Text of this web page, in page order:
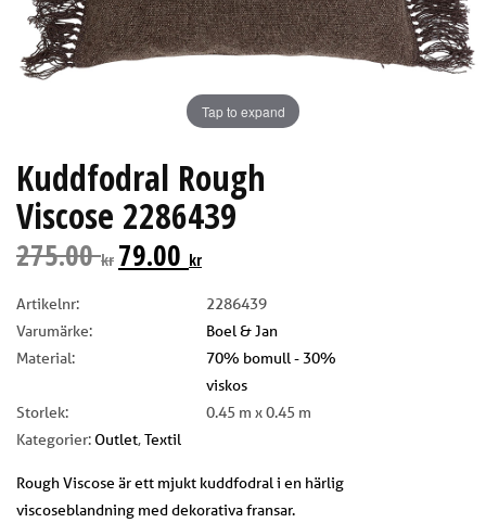
Tap to expand
Kuddfodral Rough
Viscose 2286439
275.00kr 79.00 kr
Artikelnr:
2286439
Varumärke:
Boel & Jan
Material:
70% bomull - 30%
viskos
Storlek:
0.45 m x 0.45 m
Kategorier: Outlet,Textil
Rough Viscose är ett mjukt kuddfodral i en härlig
viscoseblandning med dekorativa fransar.